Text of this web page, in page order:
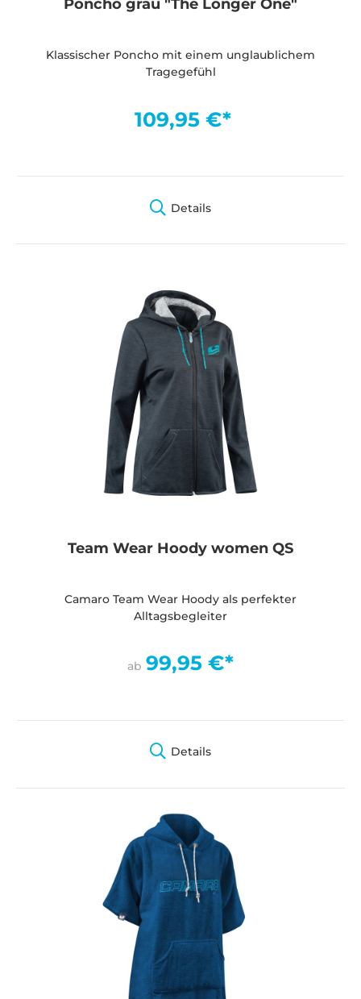
Poncho grau "The Longer One"
Klassischer Poncho mit einem unglaublichem
Tragegefühl
109,95 €*
Details
Team Wear Hoody women QS
Camaro Team Wear Hoody als perfekter
Alltagsbegleiter
ab 99,95 €*
Details